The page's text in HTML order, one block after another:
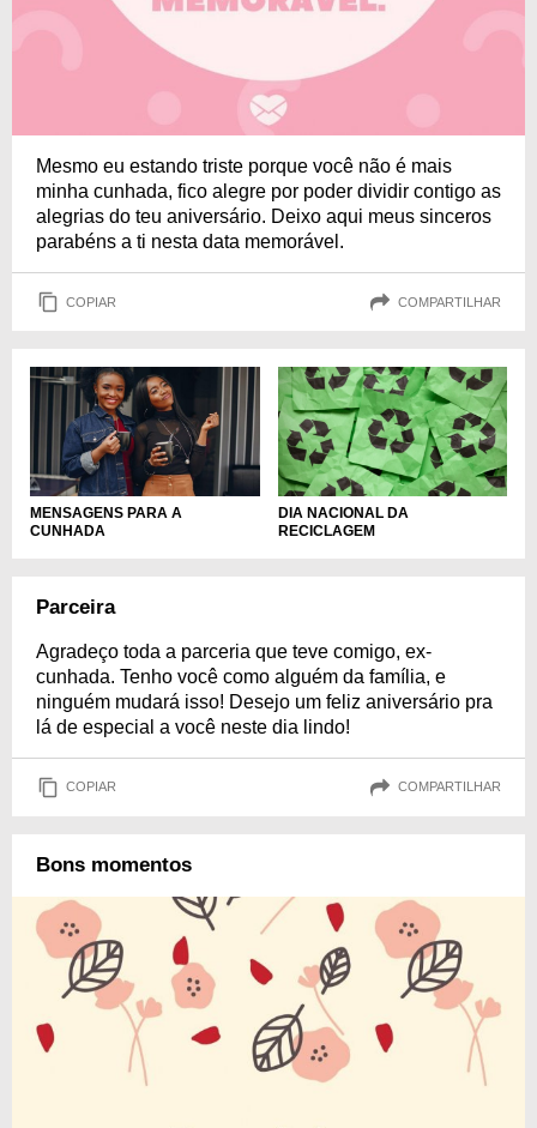
Mesmo eu estando triste porque você não é mais
minha cunhada, fico alegre por poder dividir contigo as
alegrias do teu aniversário. Deixo aqui meus sinceros
parabéns a ti nesta data memorável.
COPIAR COMPARTILHAR
MENSAGENS PARA A
CUNHADA
DIA NACIONAL DA
RECICLAGEM
Parceira
Agradeço toda a parceria que teve comigo, ex-
cunhada. Tenho você como alguém da família, e
ninguém mudará isso! Desejo um feliz aniversário pra
lá de especial a você neste dia lindo!
COPIAR COMPARTILHAR
Bons momentos